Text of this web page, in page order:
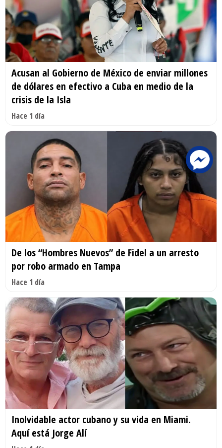
Acusan al Gobierno de México de enviar millones
de dólares en efectivo a Cuba en medio de la
crisis de la Isla
Hace 1 día
De los “Hombres Nuevos” de Fidel a un arresto
por robo armado en Tampa
Hace 1 día
Inolvidable actor cubano y su vida en Miami.
Aquí está Jorge Alí